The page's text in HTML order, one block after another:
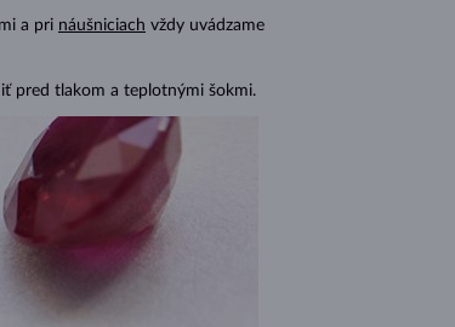
a pri náušniciach vždy uvádzame
pred tlakom a teplotnými šokmi.